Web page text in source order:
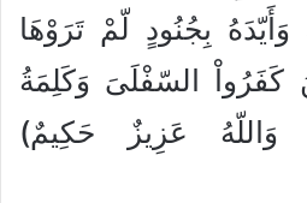
وَأَيّدَهُ بِجُنُودٍ لّمْ تَرَوْهَا
كَفَرُواْ السّفْلَىَ وَكَلِمَةُ
وَاللّهُ عَزِيزٌ حَكِيمٌ)